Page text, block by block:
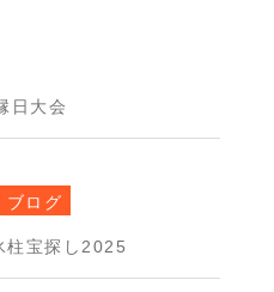
日大会
ブログ
柱宝探し2025